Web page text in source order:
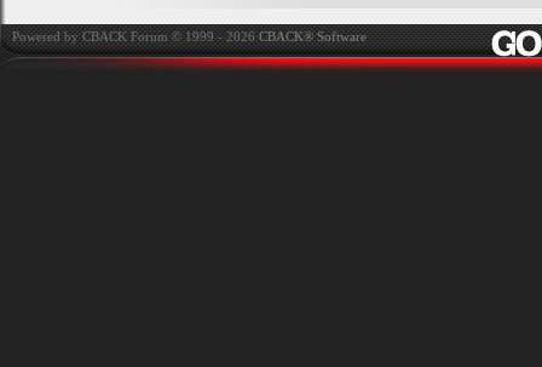
Powered by CBACK Forum © 1999 - 2026CBACK® Software